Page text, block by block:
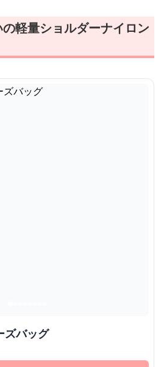
軽量ショルダーナイロン
バッグ